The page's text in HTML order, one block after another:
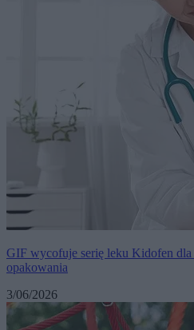
GIF wycofuje serię leku Kidofen
opakowania
3/06/2026